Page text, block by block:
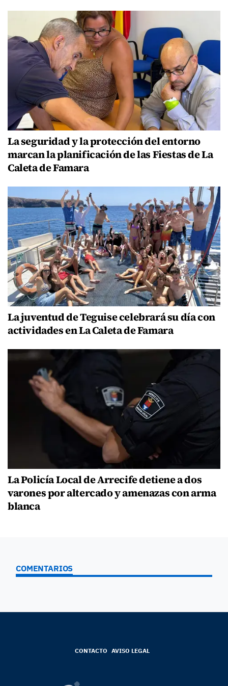
La seguridad y la protección del entorno
marcan la planificación de las Fiestas de La
Caleta de Famara
La juventud de Teguise celebrará su día con
actividades en La Caleta de Famara
La Policía Local de Arrecife detiene a dos
varones por altercado y amenazas con arma
blanca
COMENTARIOS
CONTACTO AVISO LEGAL